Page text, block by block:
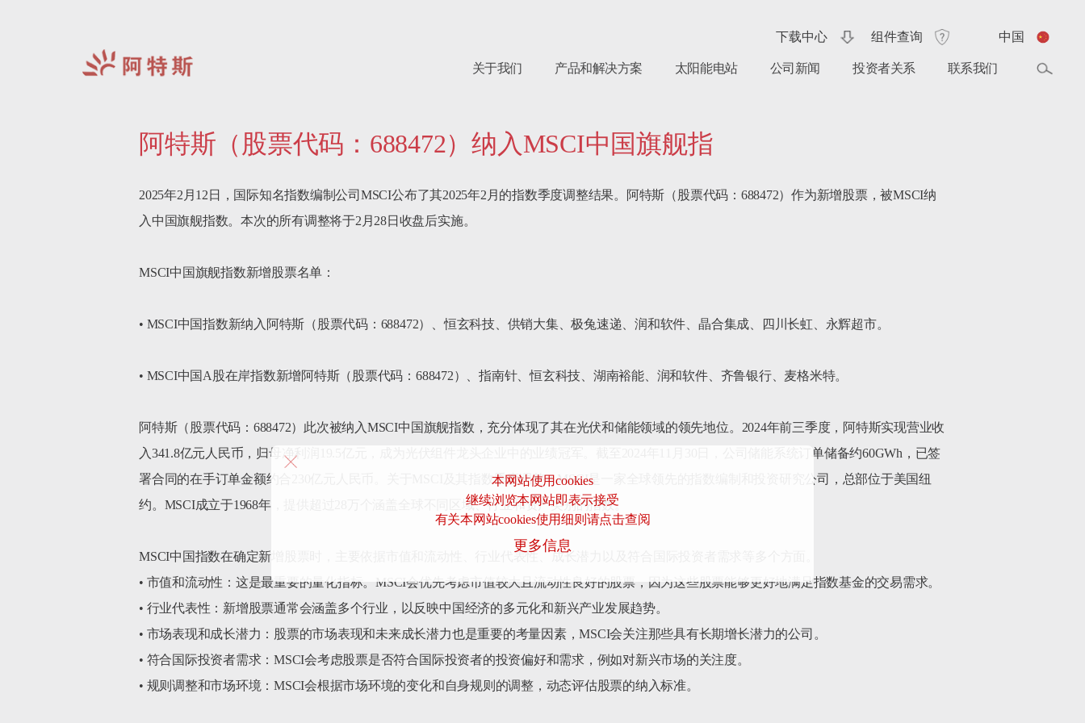
本网站使用cookies
继续浏览本网站即表示接受
有关本网站cookies使用细则请点击查阅
更多信息
关于我们 产品和解决方案 太阳能电站 公司新闻 投资者关系 联系我们
中国
组件查询
下载中心
阿特斯（股票代码：688472）纳入MSCI中国旗舰指
2025年2月12日，国际知名指数编制公司MSCI公布了其2025年2月的指数季度调整结果。阿特斯（股票代码：688472）作为新增股票，被MSCI纳
入中国旗舰指数。本次的所有调整将于2月28日收盘后实施。
MSCI中国旗舰指数新增股票名单：
• MSCI中国指数新纳入阿特斯（股票代码：688472）、恒玄科技、供销大集、极兔速递、润和软件、晶合集成、四川长虹、永辉超市。
• MSCI中国A股在岸指数新增阿特斯（股票代码：688472）、指南针、恒玄科技、湖南裕能、润和软件、齐鲁银行、麦格米特。
阿特斯（股票代码：688472）此次被纳入MSCI中国旗舰指数，充分体现了其在光伏和储能领域的领先地位。2024年前三季度，阿特斯实现营业收
入341.8亿元人民币，归母净利润19.5亿元，成为光伏组件龙头企业中的业绩冠军。截至2024年11月30日，公司储能系统订单储备约60GWh，已签
署合同的在手订单金额约合230亿元人民币。关于MSCI及其指数季度调整：MSCI是一家全球领先的指数编制和投资研究公司，总部位于美国纽
约。MSCI成立于1968年，提供超过28万个涵盖全球不同区域、行业和资产类别的指数。
MSCI中国指数在确定新增股票时，主要依据市值和流动性、行业代表性、成长潜力以及符合国际投资者需求等多个方面。
• 市值和流动性：这是最重要的量化指标。MSCI会优先考虑市值较大且流动性良好的股票，因为这些股票能够更好地满足指数基金的交易需求。
• 行业代表性：新增股票通常会涵盖多个行业，以反映中国经济的多元化和新兴产业发展趋势。
• 市场表现和成长潜力：股票的市场表现和未来成长潜力也是重要的考量因素，MSCI会关注那些具有长期增长潜力的公司。
• 符合国际投资者需求：MSCI会考虑股票是否符合国际投资者的投资偏好和需求，例如对新兴市场的关注度。